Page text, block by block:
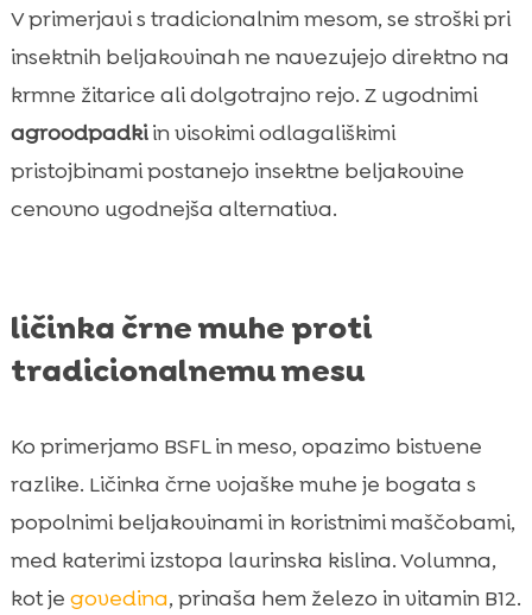
V primerjavi s tradicionalnim mesom, se stroški pri
insektnih beljakovinah ne navezujejo direktno na
krmne žitarice ali dolgotrajno rejo. Z ugodnimi
agroodpadkiin visokimi odlagališkimi
pristojbinami postanejo insektne beljakovine
cenovno ugodnejša alternativa.
ličinka črne muhe proti
tradicionalnemu mesu
Ko primerjamo BSFL in meso, opazimo bistvene
razlike. Ličinka črne vojaške muhe je bogata s
popolnimi beljakovinami in koristnimi maščobami,
med katerimi izstopa laurinska kislina. Volumna,
kot je govedina, prinaša hem železo in vitamin B12.